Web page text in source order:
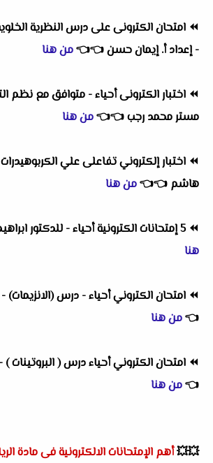
⏪ امتحان الكترونى على درس النظرية
- إعداد أ. إيمان حسن👈
👈من هنا
⏪ اختبار الكترونى أحياء - متوافق مع نظم
مستر محمد رجب👈
👈من هنا
⏪ اختبار إلكتروني تفاعلى علي
هاشم 👈
👈من هنا
⏪5 إمتحانات الكترونية أحياء - للدكتور ابراهيم سعيد
هنا
⏪ امتحان الكتروني أحياء - درس
👈من هنا
⏪ امتحان الكتروني أحياء درس (
👈من هنا
💥💥أهم الإمتحانات الالكترونية فى مادة